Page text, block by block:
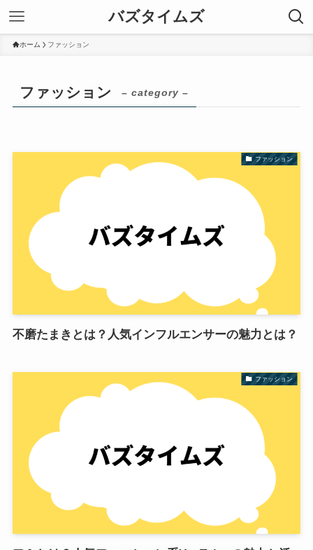
バズタイムズ
ホーム ファッション
ファッション – category –
ファッション
不磨たまきとは？人気インフルエンサーの魅力とは？
ファッション